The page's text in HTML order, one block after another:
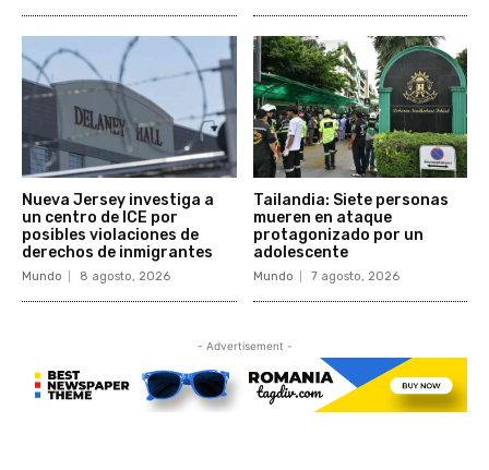
Nueva Jersey investiga a
un centro de ICE por
posibles violaciones de
derechos de inmigrantes
Mundo 8 agosto, 2026
Tailandia: Siete personas
mueren en ataque
protagonizado por un
adolescente
Mundo 7 agosto, 2026
- Advertisement -